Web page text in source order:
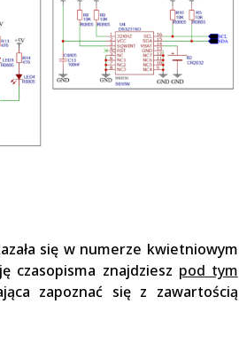
się w numerze kwietniowym
czasopisma znajdziesz pod tym
zapoznać się z zawartością